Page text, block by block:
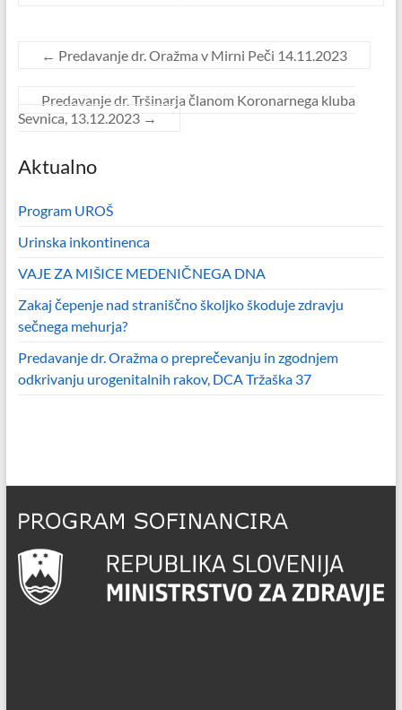
← Predavanje dr. Oražma v Mirni Peči 14.11.2023
Predavanje dr. Tršinarja članom Koronarnega kluba
Sevnica, 13.12.2023 →
Aktualno
Program UROŠ
Urinska inkontinenca
VAJE ZA MIŠICE MEDENIČNEGA DNA
Zakaj čepenje nad straniščno školjko škoduje zdravju
sečnega mehurja?
Predavanje dr. Oražma o preprečevanju in zgodnjem
odkrivanju urogenitalnih rakov, DCA Tržaška 37